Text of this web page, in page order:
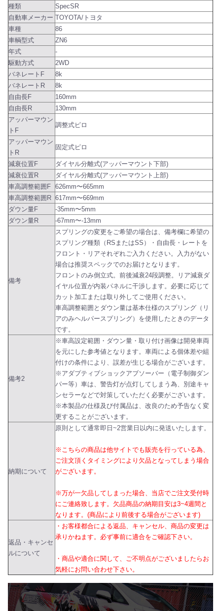
種類
SpecSR
自動車メーカー TOYOTA/トヨタ
車種
86
車輌型式
ZN6
年式
-
駆動方式
2WD
バネレートF
8k
バネレートR
8k
自由長F
160mm
自由長R
130mm
アッパーマウン
トF
調整式ピロ
アッパーマウン
トR
固定式ピロ
減衰位置F
ダイヤル分離式(アッパーマウント下部)
減衰位置R
ダイヤル分離式(アッパーマウント上部)
車高調整範囲F 626mm〜665mm
車高調整範囲R 617mm〜669mm
ダウン量F
-35mm〜5mm
ダウン量R
-67mm〜-13mm
備考
スプリングの変更をご希望の場合は、備考欄に希望の
スプリング種類（RSまたはSS）・自由長・レートを
フロント・リアそれぞれご入力ください。入力がない
場合は推奨スペックでのお届けとなります。
フロントのみ倒立式。前後減衰24段調整。リア減衰ダ
イヤル位置が内装パネルに干渉します。必要に応じて
カット加工または取り外してご使用ください。
車高調整範囲とダウン量は基本仕様のスプリング（リ
アのみヘルパースプリング）を使用したときのデータ
です。
備考2
※車高設定範囲・ダウン量・取り付け画像は開発車両
を元にした参考値となります。車両による個体差や組
付けの条件により、誤差が生じる場合がございます。
※アダプティブショックアブソーバー（電子制御ダン
パー等）車は、警告灯が点灯してしまう為、別途キャ
ンセラーなどで対策していただく必要がございます。
※本製品の仕様及び付属品は、改良のため予告なく変
更することがございます。
納期について
原則として通常即日~2営業日以内に発送いたします。
※こちらの商品は他サイトでも販売を行っている為、
ご注文頂くタイミングにより欠品となってしまう場合
がございます。
※万が一欠品してしまった場合、当店でご注文受付時
にご連絡致します。欠品商品の納期目安は3~4週間と
なります。(商品により前後する場合がございます)
返品・キャンセ
ルについて
・お客様都合による返品、キャンセル、商品の変更は
承りかねます。必ず事前に適合をご確認下さい。
・商品や適合に関して、ご不明点がございましたらお
気軽にお問い合わせ下さい。